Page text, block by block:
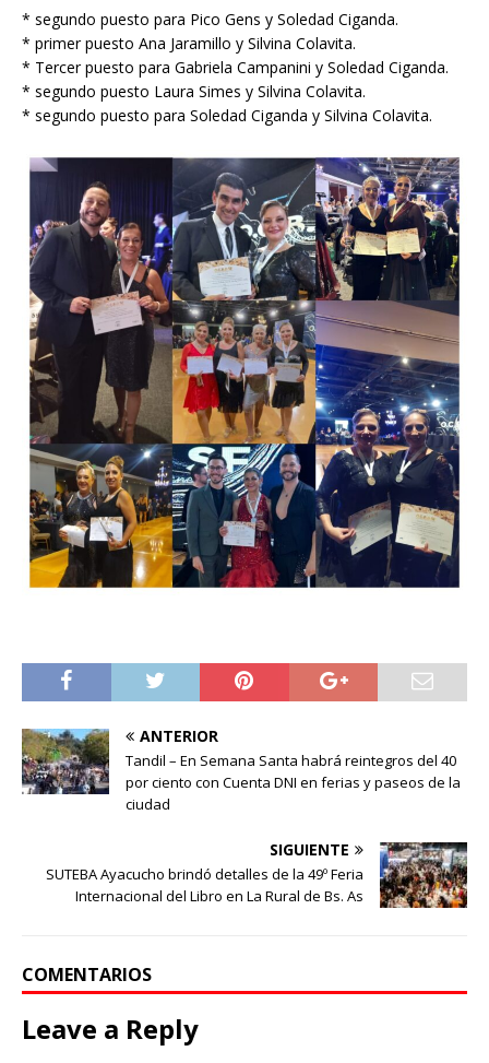
* segundo puesto para Pico Gens y Soledad Ciganda.
* primer puesto Ana Jaramillo y Silvina Colavita.
* Tercer puesto para Gabriela Campanini y Soledad Ciganda.
* segundo puesto Laura Simes y Silvina Colavita.
* segundo puesto para Soledad Ciganda y Silvina Colavita.
ANTERIOR
Tandil – En Semana Santa habrá reintegros del 40
por ciento con Cuenta DNI en ferias y paseos de la
ciudad
SIGUIENTE
SUTEBA Ayacucho brindó detalles de la 49º Feria
Internacional del Libro en La Rural de Bs. As
COMENTARIOS
Leave a Reply